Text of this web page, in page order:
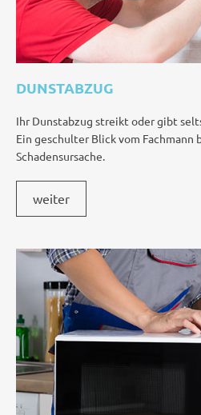
DUNSTABZUG
Ihr Dunstabzug streikt oder gibt
Ein geschulter Blick vom
Schadensursache.
weiter